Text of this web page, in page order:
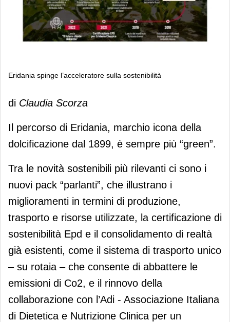
Eridania spinge l’acceleratore sulla sostenibilità
Eridania spinge l’acceleratore sulla
sostenibilità
di Claudia Scorza
Il percorso di Eridania, marchio icona della
dolcificazione dal 1899, è sempre più “green”.
Tra le novità sostenibili più rilevanti ci sono i
nuovi pack “parlanti”, che illustrano i
miglioramenti in termini di produzione,
trasporto e risorse utilizzate, la certificazione di
sostenibilità Epd e il consolidamento di realtà
già esistenti, come il sistema di trasporto unico
– su rotaia – che consente di abbattere le
emissioni di Co2, e il rinnovo della
collaborazione con l’Adi - Associazione Italiana
di Dietetica e Nutrizione Clinica per un